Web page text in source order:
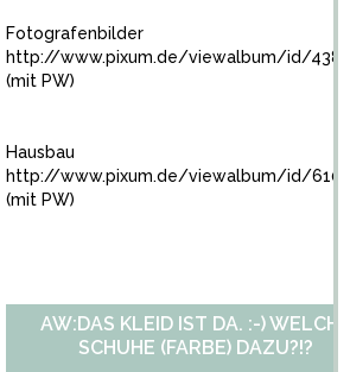
Fotografenbilder
http://www.pixum.de/viewalbum/id/
(mit PW)
Hausbau
http://www.pixum.de/viewalbum/id/
(mit PW)
AW:DAS KLEID IST DA. :-) WELCHE
SCHUHE (FARBE) DAZU?!?